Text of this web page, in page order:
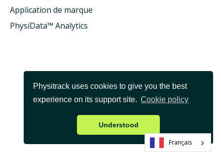
Physitrack uses cookies to give you the best
experience on its support site. Cookie policy
Understood
Application de marque
PhysiData™ Analytics
Français